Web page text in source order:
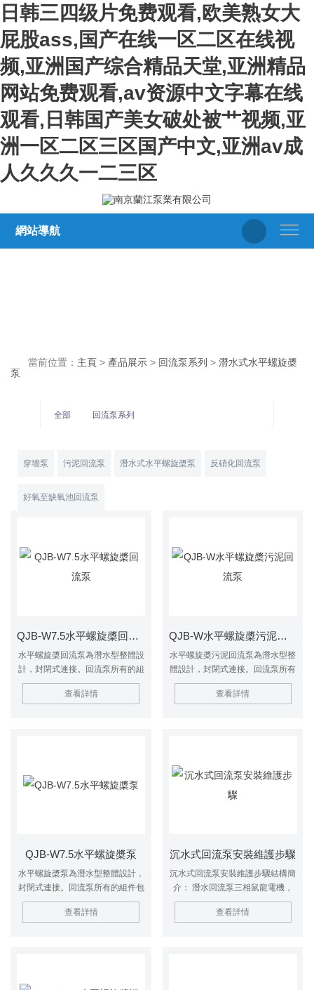
日韩三四级片免费观看,欧美熟女大
屁股ass,国产在线一区二区在线视
频,亚洲国产综合精品天堂,亚洲精品
网站免费观看,av资源中文字幕在线
观看,日韩国产美女破处被艹视频,亚
洲一区二区三区国产中文,亚洲av成
人久久久一二三区
網站導航
當前位置： 主頁 > 產品展示 > 回流泵系列 >潛水式水平螺旋槳
泵
全部 回流泵系列
穿墻泵 污泥回流泵 潛水式水平螺旋槳泵 反硝化回流泵
好氧至缺氧池回流泵
QJB-W7.5水平螺旋槳回流泵
水平螺旋槳回流泵為潛水型整體設
計，封閉式連接。回流泵所有的組
件包括電機和齒輪箱都能夠在水下
連續運轉。回流泵螺旋槳由潛水電
查看詳情
QJB-W水平螺旋槳污泥回流泵
水平螺旋槳污泥回流泵為潛水型整
體設計，封閉式連接。回流泵所有
的組件包括電機和齒輪箱都能夠在
水下連續運轉。回流泵螺旋槳由潛
查看詳情
QJB-W7.5水平螺旋槳泵
水平螺旋槳泵為潛水型整體設計，
封閉式連接。回流泵所有的組件包
括電機和齒輪箱都能夠在水下連續
運轉。回流泵螺旋槳由潛水電機通
查看詳情
沉水式回流泵安裝維護步驟
沉水式回流泵安裝維護步驟結構簡
介： 潛水回流泵三相鼠龍電機，
380V三相50HZ，防護等級IP68，
定子絕緣等級F級，直接啟動。 潛
查看詳情